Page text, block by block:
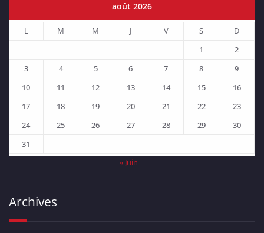
août 2026
L M M J V S
D
1
2
3
4 5 6 7 8
9
10
11 12 13 14 15
16
17
18 19 20 21 22
23
24
25 26 27 28 29
30
31
« Juin
Archives